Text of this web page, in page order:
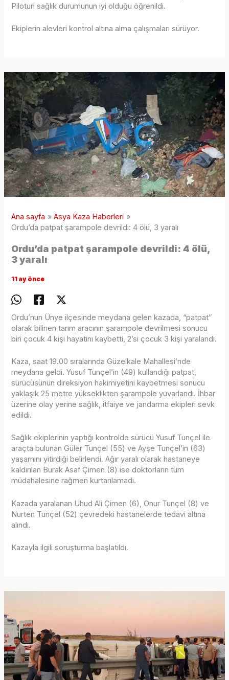
Pilotun sağlık durumunun iyi olduğu öğrenildi.
Ekiplerin alevleri kontrol altına alma çalışmaları sürüyor.
Ana sayfa
Asya Kaza Haberleri
Ordu’da patpat şarampole devrildi: 4 ölü, 3 yaralı
Ordu’da patpat şarampole devrildi: 4 ölü,
3 yaralı
11 ay önce
Ordu’nun Ünye ilçesinde meydana gelen kazada, “patpat”
olarak bilinen tarım aracının şarampole devrilmesi sonucu
biri çocuk 4 kişi hayatını kaybetti, 2’si çocuk 3 kişi yaralandı.
Kaza, saat 19.00 sıralarında Güzelkale Mahallesi’nde
meydana geldi. Yusuf Tunçel’in (49) kullandığı patpat,
sürücüsünün direksiyon hakimiyetini kaybetmesi sonucu
yaklaşık 25 metre yükseklikten şarampole yuvarlandı. İhbar
üzerine olay yerine sağlık, itfaiye ve jandarma ekipleri sevk
edildi.
Sağlık ekiplerinin yaptığı kontrolde sürücü Yusuf Tunçel ile
araçta bulunan Güler Tunçel (55) ve Ayşe Tunçel’in (63)
yaşamını yitirdiği belirlendi. Ağır yaralı olarak hastaneye
kaldırılan Burak Asaf Çimen (8) ise doktorların tüm
müdahalesine rağmen kurtarılamadı.
Kazada yaralanan Uhud Ali Çimen (6), Onur Tunçel (8) ve
Nurten Tunçel (52) çevredeki hastanelerde tedavi altına
alındı.
Kazayla ilgili soruşturma başlatıldı.